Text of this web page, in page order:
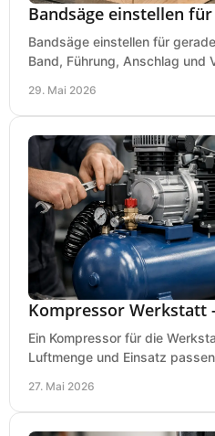
Bandsäge einstellen
Bandsäge einstellen für
Band, Führung, Anschlag und
29. Mai 2026
Kompressor Werkstatt
Ein Kompressor für die
Luftmenge und Einsatz
27. Mai 2026